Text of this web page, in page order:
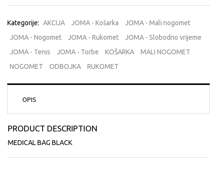
Kategorije: AKCIJA JOMA - Košarka
JOMA - Mali nogomet
JOMA - Nogomet
JOMA - Rukomet
JOMA - Slobodno vrijeme
JOMA - Tenis
JOMA - Torbe KOŠARKA
MALI NOGOMET
NOGOMET
ODBOJKA RUKOMET
OPIS
PRODUCT DESCRIPTION
MEDICAL BAG BLACK